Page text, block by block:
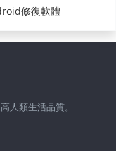
修復軟體
人類生活品質。